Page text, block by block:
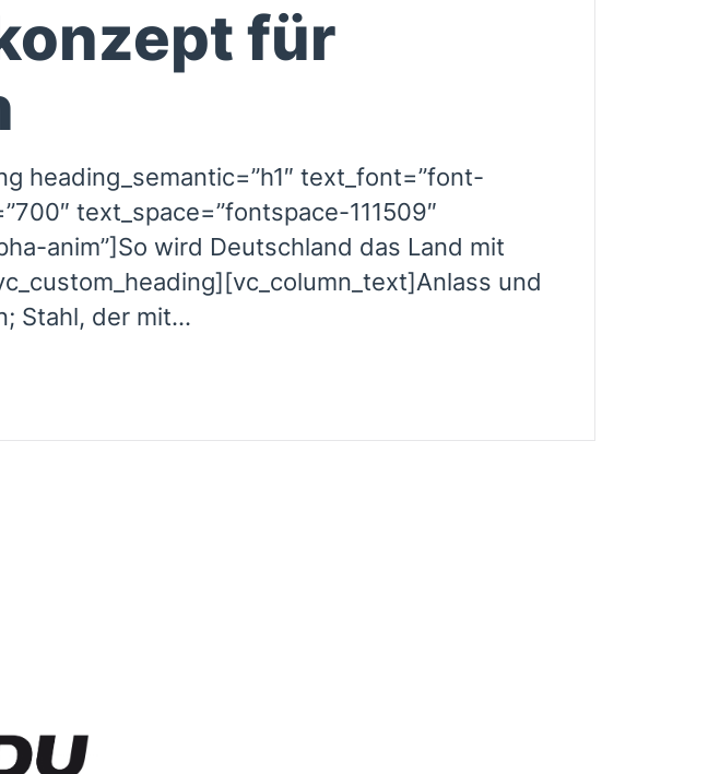
für
heading_semantic=”h1″ text_font=”font-
text_space=”fontspace-111509″
anim”]So wird Deutschland das Land mit
und
der mit...